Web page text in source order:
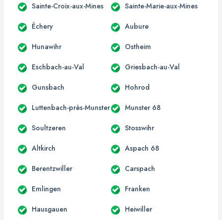
Sainte-Croix-aux-Mines Sainte-Marie-aux-Mines
Échery Aubure
Hunawihr Ostheim
Eschbach-au-Val Griesbach-au-Val
Gunsbach Hohrod
Luttenbach-près-Munster Munster 68
Soultzeren Stosswihr
Altkirch Aspach 68
Berentzwiller Carspach
Emlingen Franken
Hausgauen Heiwiller